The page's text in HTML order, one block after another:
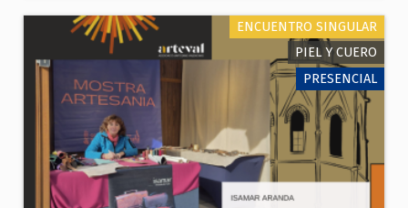
ENCUENTRO SINGULAR
PIEL Y CUERO
PRESENCIAL